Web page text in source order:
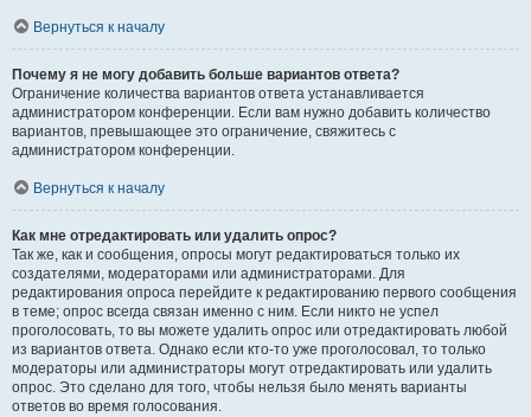
Вернуться к началу
Почему я не могу добавить больше вариантов ответа?
Ограничение количества вариантов ответа устанавливается
администратором конференции. Если вам нужно добавить количество
вариантов, превышающее это ограничение, свяжитесь с
администратором конференции.
Вернуться к началу
Как мне отредактировать или удалить опрос?
Так же, как и сообщения, опросы могут редактироваться только их
создателями, модераторами или администраторами. Для
редактирования опроса перейдите к редактированию первого сообщения
в теме; опрос всегда связан именно с ним. Если никто не успел
проголосовать, то вы можете удалить опрос или отредактировать любой
из вариантов ответа. Однако если кто-то уже проголосовал, то только
модераторы или администраторы могут отредактировать или удалить
опрос. Это сделано для того, чтобы нельзя было менять варианты
ответов во время голосования.